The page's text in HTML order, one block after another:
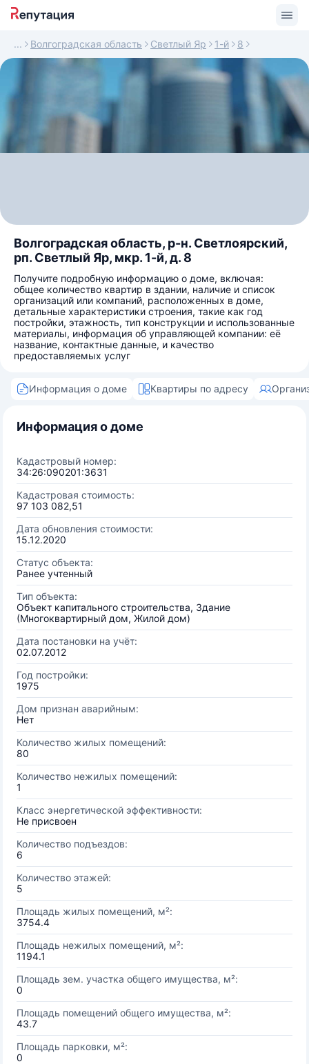
Волгоградская область Светлый Яр 1-й 8
Волгоградская область, р-н. Светлоярский,
рп. Светлый Яр, мкр. 1-й, д. 8
Получите подробную информацию о доме, включая:
общее количество квартир в здании, наличие и список
организаций или компаний, расположенных в доме,
детальные характеристики строения, такие как год
постройки, этажность, тип конструкции и использованные
материалы, информация об управляющей компании: её
название, контактные данные, и качество
предоставляемых услуг
Информация о доме Квартиры по адресу
Информация о доме
Кадастровый номер:
34:26:090201:3631
Кадастровая стоимость:
97 103 082,51
Дата обновления стоимости:
15.12.2020
Статус объекта:
Ранее учтенный
Тип объекта:
Объект капитального строительства, Здание
(Многоквартирный дом, Жилой дом)
Дата постановки на учёт:
02.07.2012
Год постройки:
1975
Дом признан аварийным:
Нет
Количество жилых помещений:
80
Количество нежилых помещений:
1
Класс энергетической эффективности:
Не присвоен
Количество подъездов:
6
Количество этажей:
5
Площадь жилых помещений, м²:
3754.4
Площадь нежилых помещений, м²:
1194.1
Площадь зем. участка общего имущества, м²:
0
Площадь помещений общего имущества, м²:
43.7
Площадь парковки, м²:
0